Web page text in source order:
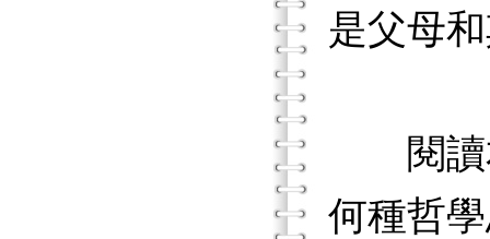
是父母
閱讀本
何種哲